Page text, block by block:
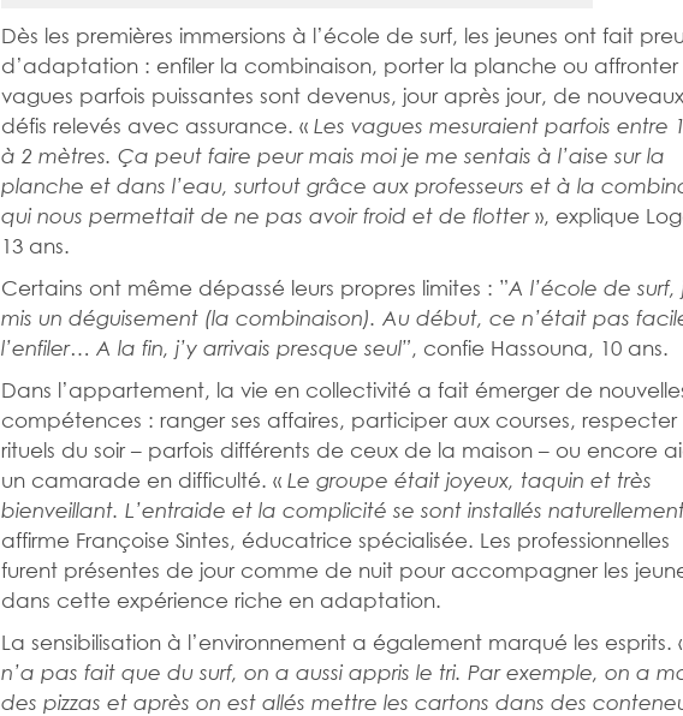
Dès les premières immersions à l’école de surf, les jeunes ont fait
d’adaptation : enfiler la combinaison, porter la planche ou affronter
vagues parfois puissantes sont devenus, jour après jour, de nouveaux
défis relevés avec assurance. « Les vagues mesuraient parfois entre
à 2 mètres. Ça peut faire peur mais moi je me sentais à l’aise sur la
planche et dans l’eau, surtout grâce aux professeurs et à la
qui nous permettait de ne pas avoir froid et de flotter», explique
13 ans.
Certains ont même dépassé leurs propres limites : ”A l’école de surf,
mis un déguisement (la combinaison). Au début, ce n’était pas
l’enfiler… A la fin, j’y arrivais presque seul”, confie Hassouna, 10 ans.
Dans l’appartement, la vie en collectivité a fait émerger de
compétences : ranger ses affaires, participer aux courses, respecter
rituels du soir – parfois différents de ceux de la maison – ou encore
un camarade en difficulté. « Le groupe était joyeux, taquin et très
bienveillant. L’entraide et la complicité se sont installés
affirme Françoise Sintes, éducatrice spécialisée. Les professionnelles
furent présentes de jour comme de nuit pour accompagner les
dans cette expérience riche en adaptation.
La sensibilisation à l’environnement a également marqué les esprits.
n’a pas fait que du surf, on a aussi appris le tri. Par exemple, on a
des pizzas et après on est allés mettre les cartons dans des